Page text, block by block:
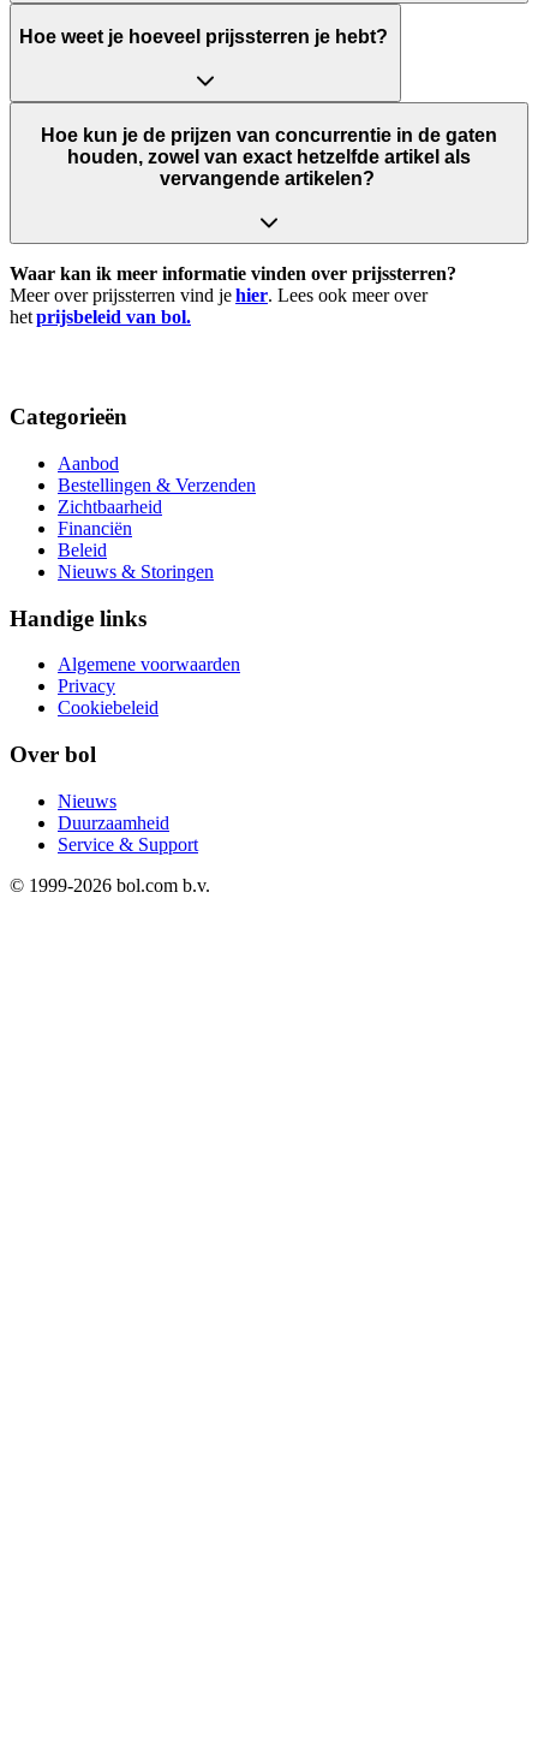
Hoe weet je hoeveel prijssterren je hebt?
Hoe kun je de prijzen van concurrentie in de gaten
houden, zowel van exact hetzelfde artikel als
vervangende artikelen?
Waar kan ik meer informatie vinden over prijssterren?
Meer over prijssterren vind jehier. Lees ook meer over
hetprijsbeleid van bol.
Categorieën
Aanbod
Bestellingen & Verzenden
Zichtbaarheid
Financiën
Beleid
Nieuws & Storingen
Handige links
Algemene voorwaarden
Privacy
Cookiebeleid
Over bol
Nieuws
Duurzaamheid
Service & Support
© 1999-2026 bol.com b.v.